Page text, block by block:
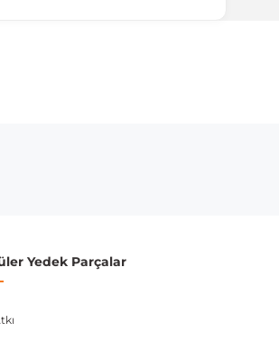
ile uyumluluğu kontrol
Yedek Parçalar